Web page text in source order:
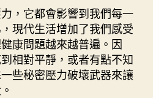
，它都會影響到我們每一
現代生活增加了我們感受
康問題越來越普遍。因
相對平靜，或者有點不知
些秘密壓力破壞武器來讓